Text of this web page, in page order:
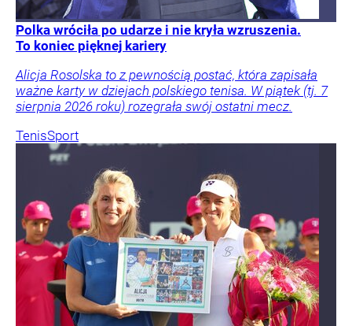
Polka wróciła po udarze i nie kryła wzruszenia.
To koniec pięknej kariery
Alicja Rosolska to z pewnością postać, która zapisała
ważne karty w dziejach polskiego tenisa. W piątek (tj. 7
sierpnia 2026 roku) rozegrała swój ostatni mecz.
TenisSport